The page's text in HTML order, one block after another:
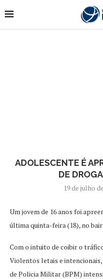
ADOLESCENTE É
DE
19 de julho
Um jovem de 16 anos foi
última quinta-feira (18), no
Com o intuito de coibir o
Violentos letais e
de Policia Militar (BPM)